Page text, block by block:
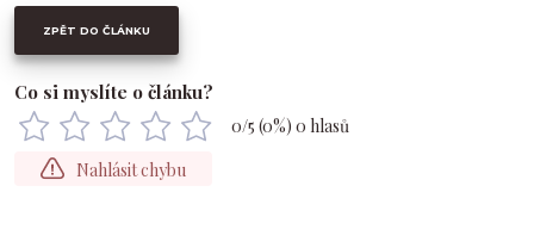
ZPĚT DO ČLÁNKU
Co si myslíte o článku?
0/5 (0%) 0 hlasů
Nahlásit chybu